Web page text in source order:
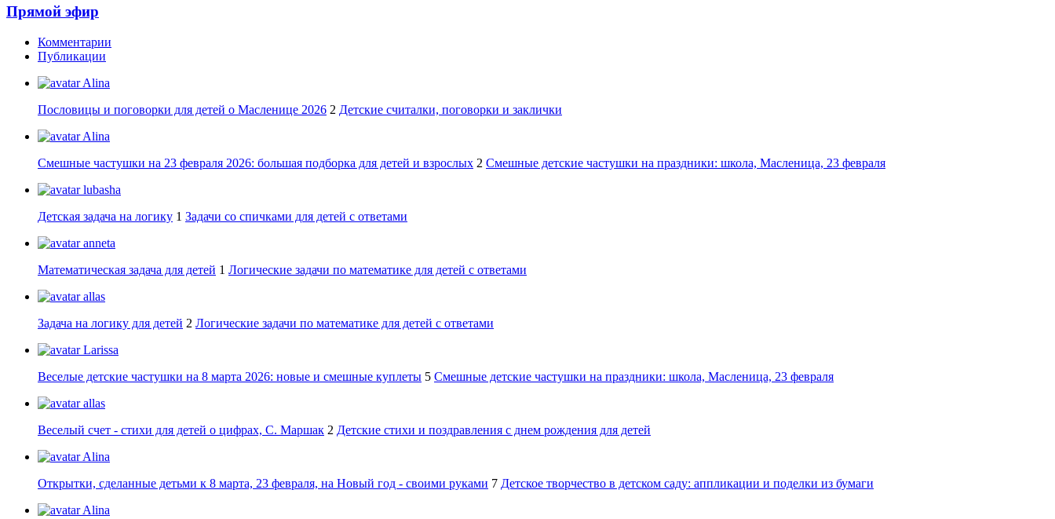
Прямой эфир
Комментарии
Публикации
Alina
Пословицы и поговорки для детей о Масленице 2026 2 Детские считалки, поговорки и заклички
Alina
Смешные частушки на 23 февраля 2026: большая подборка для детей и взрослых 2 Смешные детские частушки на праздники: школа, Масленица, 23 февраля
lubasha
Детская задача на логику 1 Задачи со спичками для детей с ответами
anneta
Математическая задача для детей 1 Логические задачи по математике для детей с ответами
allas
Задача на логику для детей 2 Логические задачи по математике для детей с ответами
Larissa
Веселые детские частушки на 8 марта 2026: новые и смешные куплеты 5 Смешные детские частушки на праздники: школа, Масленица, 23 февраля
allas
Веселый счет - стихи для детей о цифрах, С. Маршак 2 Детские стихи и поздравления с днем рождения для детей
Alina
Открытки, сделанные детьми к 8 марта, 23 февраля, на Новый год - своими руками 7 Детское творчество в детском саду: аппликации и поделки из бумаги
Alina